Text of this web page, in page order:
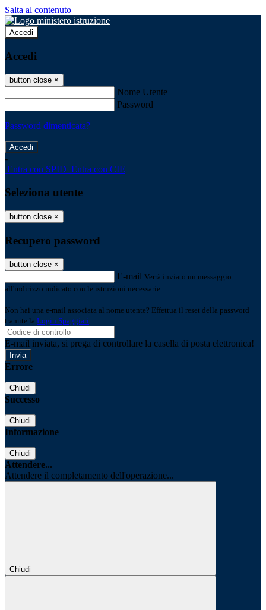
Salta al contenuto
Accedi
Accedi
button close ×
Nome Utente
Password
Password dimenticata?
-
Entra con SPID Entra con CIE
Seleziona utente
button close ×
Recupero password
button close ×
E-mail Verrà inviato un messaggio
all'indirizzo indicato con le istruzioni necessarie.
Non hai una e-mail associata al nome utente? Effettua il reset della password
tramite la Login Spaggiari
E-mail inviata, si prega di controllare la casella di posta elettronica!
Errore
Chiudi
Successo
Chiudi
Informazione
Chiudi
Attendere...
Attendere il completamento dell'operazione...
Chiudi